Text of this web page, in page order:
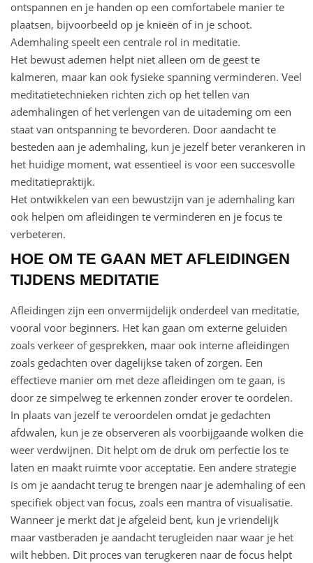
ontspannen en je handen op een comfortabele manier te
plaatsen, bijvoorbeeld op je knieën of in je schoot.
Ademhaling speelt een centrale rol in meditatie.
Het bewust ademen helpt niet alleen om de geest te
kalmeren, maar kan ook fysieke spanning verminderen. Veel
meditatietechnieken richten zich op het tellen van
ademhalingen of het verlengen van de uitademing om een
staat van ontspanning te bevorderen. Door aandacht te
besteden aan je ademhaling, kun je jezelf beter verankeren in
het huidige moment, wat essentieel is voor een succesvolle
meditatiepraktijk.
Het ontwikkelen van een bewustzijn van je ademhaling kan
ook helpen om afleidingen te verminderen en je focus te
verbeteren.
HOE OM TE GAAN MET AFLEIDINGEN
TIJDENS MEDITATIE
Afleidingen zijn een onvermijdelijk onderdeel van meditatie,
vooral voor beginners. Het kan gaan om externe geluiden
zoals verkeer of gesprekken, maar ook interne afleidingen
zoals gedachten over dagelijkse taken of zorgen. Een
effectieve manier om met deze afleidingen om te gaan, is
door ze simpelweg te erkennen zonder erover te oordelen.
In plaats van jezelf te veroordelen omdat je gedachten
afdwalen, kun je ze observeren als voorbijgaande wolken die
weer verdwijnen. Dit helpt om de druk om perfectie los te
laten en maakt ruimte voor acceptatie. Een andere strategie
is om je aandacht terug te brengen naar je ademhaling of een
specifiek object van focus, zoals een mantra of visualisatie.
Wanneer je merkt dat je afgeleid bent, kun je vriendelijk
maar vastberaden je aandacht terugleiden naar waar je het
wilt hebben. Dit proces van terugkeren naar de focus helpt